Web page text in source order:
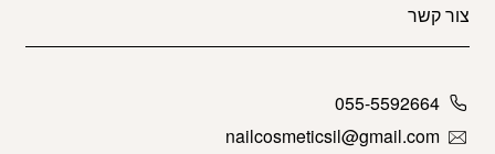
צור קשר
055-5592664
nailcosmeticsil@gmail.com